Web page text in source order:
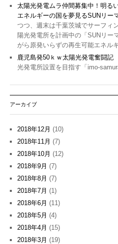
太陽光発電ムラ仲間募集中！明る
エネルギーの国を夢見るSUNリー
つつ、週末は千葉茨城でサーフィ
陽光発電所を計画中の「SUNリー
がら原発いらずの再生可能エネル
鹿児島発50ｋｗ太陽光発電奮闘記
光発電所設置を目指す「imo-
アーカイブ
2018年12月 (10)
2018年11月 (7)
2018年10月 (12)
2018年9月 (7)
2018年8月 (7)
2018年7月 (1)
2018年6月 (11)
2018年5月 (4)
2018年4月 (15)
2018年3月 (19)